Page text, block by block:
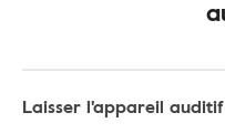
Laisser l'appareil